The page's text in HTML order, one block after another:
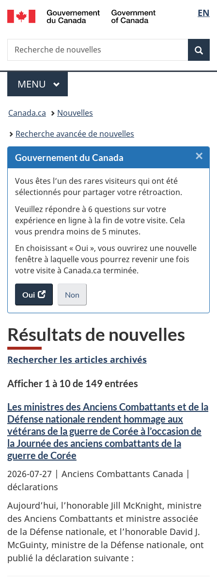
Passer
au
Passer
au
Passer
à
du
Passer
à
simplifiée
de
la
EN
Recherche
Recherche
de
Menu
MENU PRINCIPAL
Vous
êtes
ici :
Canada.ca
Nouvelles
Recherche avancée de nouvelles
Gouvernement du Canada
Vous êtes l’un des rares visiteurs qui ont été
sélectionnés pour partager votre rétroaction.
Veuillez répondre à 6 questions sur votre
expérience en ligne à la fin de votre visite. Cela
vous prendra moins de 5 minutes.
En choisissant « Oui », vous ouvrirez une nouvelle
fenêtre à laquelle vous pourrez revenir une fois
votre visite à Canada.ca terminée.
Oui
accéder
au
Non
je
pas
au
du
web,
.
×
Résultats de nouvelles
Rechercher les articles archivés
Afficher 1 à 10 de 149 entrées
Les ministres des Anciens Combattants et de la
Défense nationale rendent hommage aux
vétérans de la guerre de Corée à l’occasion de
la Journée des anciens combattants de la
guerre de Corée
2026-07-27 | Anciens Combattants Canada |
déclarations
Aujourd’hui, l’honorable Jill McKnight, ministre
des Anciens Combattants et ministre associée
de la Défense nationale, et l’honorable David J.
McGuinty, ministre de la Défense nationale, ont
publié la déclaration suivante :